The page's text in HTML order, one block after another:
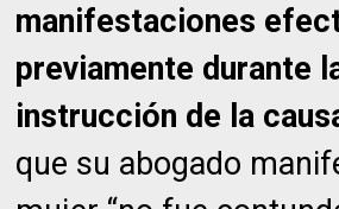
manifestaciones
previamente durante
instrucción de la
que su abogado